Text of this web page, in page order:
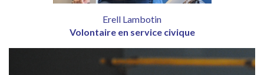
Erell Lambotin
Volontaire en service civique